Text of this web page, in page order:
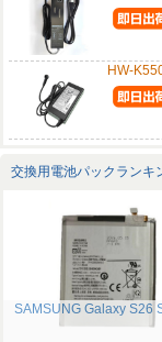
HW-
交換用電池パックランキ
SAMSUNG Galaxy S26